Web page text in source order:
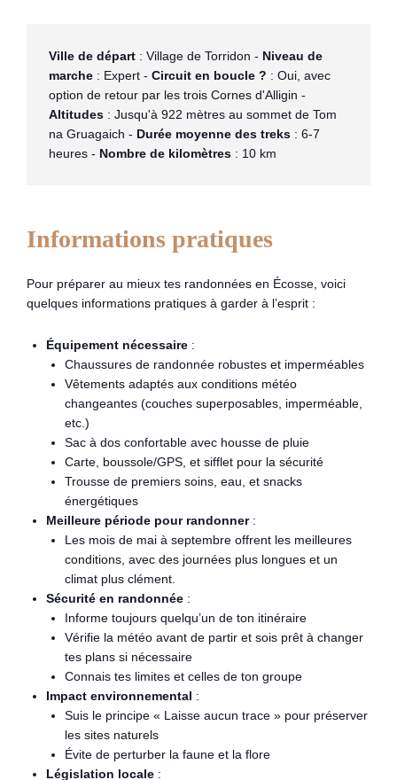
Ville de départ : Village de Torridon - Niveau de
marche : Expert - Circuit en boucle ? : Oui, avec
Altitudes : Jusqu'à 922 mètres au sommet de Tom
na Gruagaich - Durée moyenne des treks : 6-7
heures - Nombre de kilomètres : 10 km
Informations pratiques
Pour préparer au mieux tes randonnées en Écosse, voici
quelques informations pratiques à garder à l’esprit :
Équipement nécessaire:
Chaussures de randonnée robustes et imperméables
Vêtements adaptés aux conditions météo
changeantes (couches superposables, imperméable,
etc.)
Sac à dos confortable avec housse de pluie
Carte, boussole/GPS, et sifflet pour la sécurité
Trousse de premiers soins, eau, et snacks
énergétiques
Meilleure période pour randonner:
Les mois de mai à septembre offrent les meilleures
conditions, avec des journées plus longues et un
climat plus clément.
Sécurité en randonnée:
Informe toujours quelqu’un de ton itinéraire
Vérifie la météo avant de partir et sois prêt à changer
tes plans si nécessaire
Connais tes limites et celles de ton groupe
Impact environnemental :
Suis le principe « Laisse aucun trace » pour préserver
les sites naturels
Évite de perturber la faune et la flore
Législation locale: